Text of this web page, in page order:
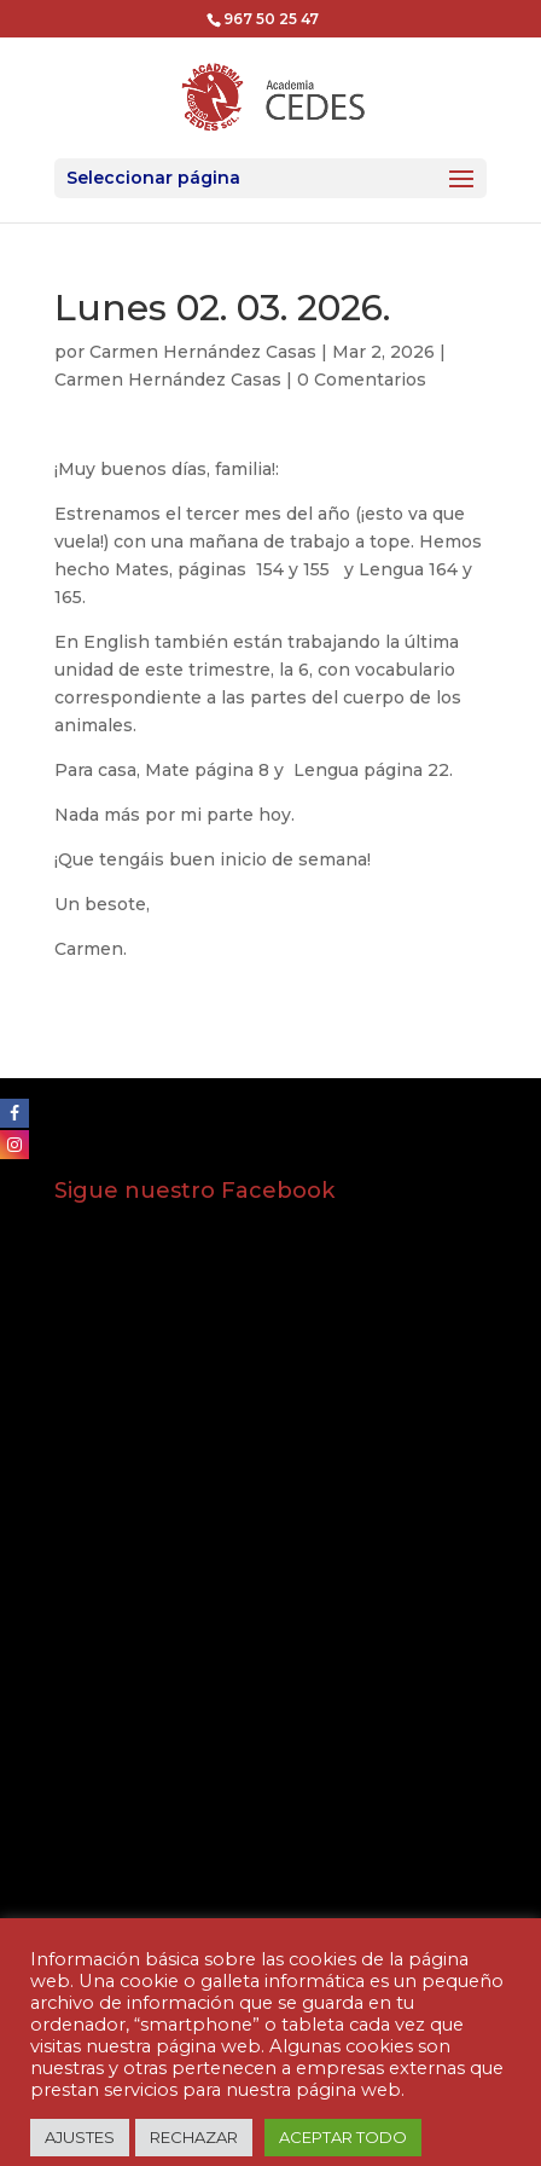
967 50 25 47
Seleccionar página
Lunes 02. 03. 2026.
por Carmen Hernández Casas | Mar 2, 2026 |
Carmen Hernández Casas | 0 Comentarios
¡Muy buenos días, familia!:
Estrenamos el tercer mes del año (¡esto va que
vuela!) con una mañana de trabajo a tope. Hemos
hecho Mates, páginas 154 y 155 y Lengua 164 y
165.
En English también están trabajando la última
unidad de este trimestre, la 6, con vocabulario
correspondiente a las partes del cuerpo de los
animales.
Para casa, Mate página 8 y Lengua página 22.
Nada más por mi parte hoy.
¡Que tengáis buen inicio de semana!
Un besote,
Carmen.
Sigue nuestro Facebook
Aviso legal y Política de privacidad
© Copyright - ACADEMIA CEDES | made by
nuteco
Información básica sobre las cookies de la página
web. Una cookie o galleta informática es un pequeño
archivo de información que se guarda en tu
ordenador, “smartphone” o tableta cada vez que
visitas nuestra página web. Algunas cookies son
nuestras y otras pertenecen a empresas externas que
prestan servicios para nuestra página web.
AJUSTES RECHAZAR ACEPTAR TODO